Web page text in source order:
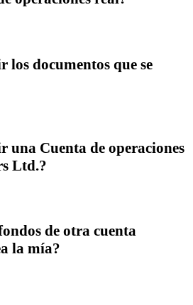
los documentos que se
una Cuenta de operaciones
Ltd.?
de otra cuenta
la mía?